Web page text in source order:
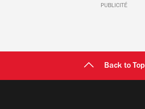
PUBLICITÉ
Back to Top